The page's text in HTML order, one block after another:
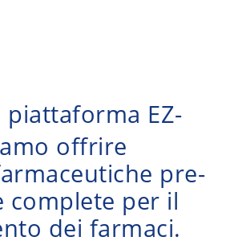
piattaforma EZ-
offrire
pre-
complete per il
dei farmaci.